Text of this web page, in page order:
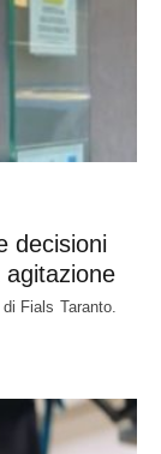
decisioni
agitazione
Fials Taranto.